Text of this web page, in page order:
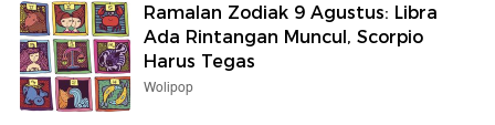
Ramalan Zodiak 9 Agustus: Libra
Ada Rintangan Muncul, Scorpio
Harus Tegas
Wolipop